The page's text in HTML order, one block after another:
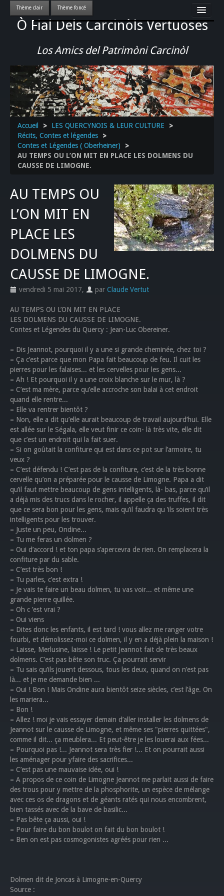
Ò Fial Dels Carcinòls Vertuoses
Los Amics del Patrimòni Carcinòl
Accueil
LES QUERCYNOIS & LEUR CULTURE
PATRIMOINE
GASTRONOMIE
ACTUALITE-CULTURE-EVENEMENTS LOCAUX
>>
Accueil > LES QUERCYNOIS & LEUR CULTURE
>
Récits, Contes et légendes
>
Contes et Légendes ( Oberheiner)
>
AU TEMPS OU L’ON MIT EN PLACE LES DOLMENS DU
CAUSSE DE LIMOGNE.
AU TEMPS OU
L’ON MIT EN
PLACE LES
DOLMENS DU
CAUSSE DE LIMOGNE.
vendredi 5 mai 2017, par Claude Vertut
AU TEMPS OU L’ON MIT EN PLACE
LES DOLMENS DU CAUSSE DE LIMOGNE.
Contes et Légendes du Quercy : Jean-Luc Obereiner.
– Dis Jeannot, pourquoi il y a une si grande cheminée, chez toi ?
– Ça c’est parce que mon Papa fait beaucoup de feu. Il cuit les
pierres pour les falaises... et les cervelles pour les gens...
– Ah ! Et pourquoi il y a une croix blanche sur le mur, là ?
– C’est ma mère, parce qu’elle accroche son balai à cet endroit
quand elle rentre...
– Elle va rentrer bientôt ?
– Non, elle a dit qu’elle aurait beaucoup de travail aujourd’hui. Elle
est allée sur le Ségala, elle veut finir ce coin- là très vite, elle dit
que c’est un endroit qui la fait suer.
– Si on goûtait la confiture qui est dans ce pot sur l’armoire, tu
veux ?
– C’est défendu ! C’est pas de la confiture, c’est de la très bonne
cervelle qu’on a préparée pour le causse de Limogne. Papa a dit
qu’il faut mettre beaucoup de gens intelligents, là- bas, parce qu’il
a déjà mis des trucs dans le rocher, il appelle ça des truffes, il dit
que ce sera bon pour les gens, mais qu’il faudra qu ’ils soient très
intelligents pour les trouver.
– Juste un peu, Ondine...
– Tu me feras un dolmen ?
– Oui d’accord ! et ton papa s’apercevra de rien. On remplacera la
confiture par du sable.
– C’est très bon !
– Tu parles, c’est extra !
– Je vais te faire un beau dolmen, tu vas voir... et même une
grande pierre quillée.
– Oh c ’est vrai ?
– Oui viens
– Dites donc les enfants, il est tard ! vous allez me ranger votre
fourbi, et démolissez-moi ce dolmen, il y en a déjà plein la maison !
– Laisse, Merlusine, laisse ! Le petit Jeannot fait de très beaux
dolmens. C’est pas bête son truc. Ça pourrait servir
– Tu sais qu’ils jouent dessous, tous les deux, quand on n’est pas
là... et je me demande bien ...
– Oui ! Bon ! Mais Ondine aura bientôt seize siècles, c’est l’âge. On
les mariera...
– Bon !
– Allez ! moi je vais essayer demain d’aller installer les dolmens de
Jeannot sur le causse de Limogne, et même ses "pierres quittées",
comme il dit... ça meublera... Et peut-être je les louerai aux fées...
– Pourquoi pas !... Jeannot sera très fier !... Et on pourrait aussi
les aménager pour yfaire des sacrifices...
– C’est pas une mauvaise idée, oui !
– A propos de ce coin de Limogne Jeannot me parlait aussi de faire
des trous pour y mettre de la phosphorite, un espèce de mélange
avec ces os de dragons et de géants ratés qui nous encombrent,
bien tassés avec de la bave de basilic...
– Pas bête ça aussi, oui !
– Pour faire du bon boulot on fait du bon boulot !
– Ben on est pas cosmogonistes agréés pour rien ...
Dolmen dit de Joncas à Limogne-en-Quercy
Source :